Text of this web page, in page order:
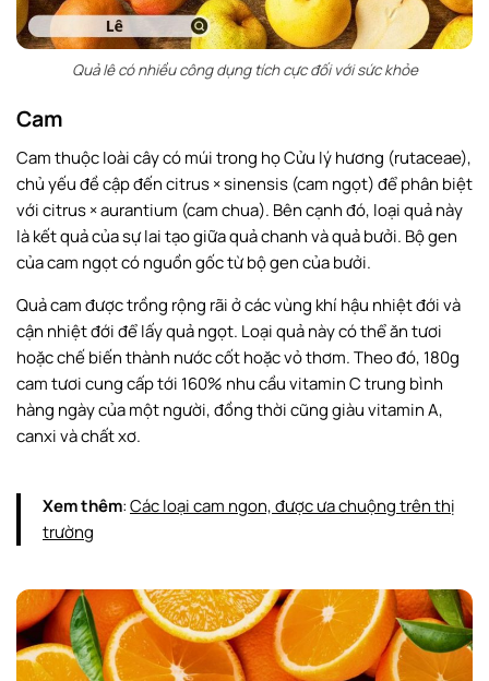
Quả lê có nhiều công dụng tích cực đối với sức khỏe
Cam
Cam thuộc loài cây có múi trong họ Cửu lý hương (rutaceae),
chủ yếu đề cập đến citrus × sinensis (cam ngọt) để phân biệt
với citrus × aurantium (cam chua). Bên cạnh đó, loại quả này
là kết quả của sự lai tạo giữa quả chanh và quả bưởi. Bộ gen
của cam ngọt có nguồn gốc từ bộ gen của bưởi.
Quả cam được trồng rộng rãi ở các vùng khí hậu nhiệt đới và
cận nhiệt đới để lấy quả ngọt. Loại quả này có thể ăn tươi
hoặc chế biến thành nước cốt hoặc vỏ thơm. Theo đó, 180g
cam tươi cung cấp tới 160% nhu cầu vitamin C trung bình
hàng ngày của một người, đồng thời cũng giàu vitamin A,
canxi và chất xơ.
Xem thêm:Các loại cam ngon, được ưa chuộng trên thị
trường